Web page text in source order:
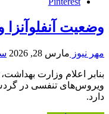
وضعیت آنفلوآنزا
مهر نیوز مارس 28, 2026
ویروس‌های تنفسی در
دارد.